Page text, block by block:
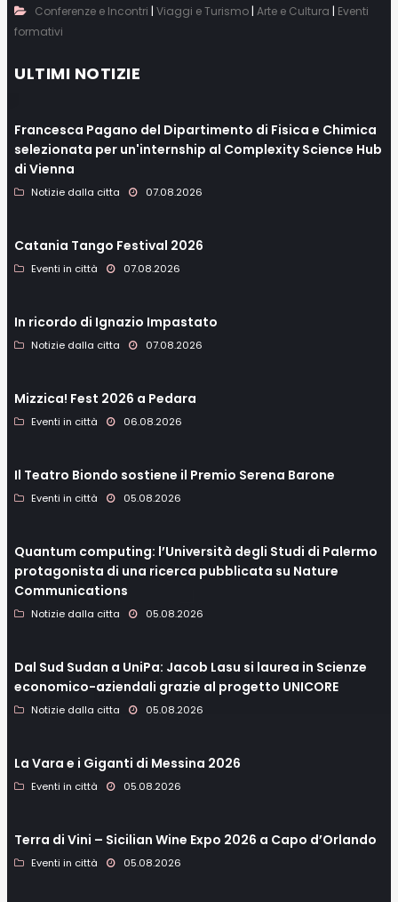
Conferenze e Incontri | Viaggi e Turismo| Arte e Cultura | Eventi
formativi
ULTIMI NOTIZIE
Francesca Pagano del Dipartimento di Fisica e Chimica
selezionata per un'internship al Complexity Science Hub
di Vienna
Notizie dalla citta 07.08.2026
Catania Tango Festival 2026
Eventi in città 07.08.2026
In ricordo di Ignazio Impastato
Notizie dalla citta 07.08.2026
Mizzica! Fest 2026 a Pedara
Eventi in città 06.08.2026
Il Teatro Biondo sostiene il Premio Serena Barone
Eventi in città 05.08.2026
Quantum computing: l’Università degli Studi di Palermo
protagonista di una ricerca pubblicata su Nature
Communications
Notizie dalla citta 05.08.2026
Dal Sud Sudan a UniPa: Jacob Lasu si laurea in Scienze
economico-aziendali grazie al progetto UNICORE
Notizie dalla citta 05.08.2026
La Vara e i Giganti di Messina 2026
Eventi in città 05.08.2026
Terra di Vini – Sicilian Wine Expo 2026 a Capo d’Orlando
Eventi in città 05.08.2026